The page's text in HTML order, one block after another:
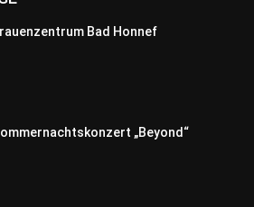
Bad Honnef
„Beyond“